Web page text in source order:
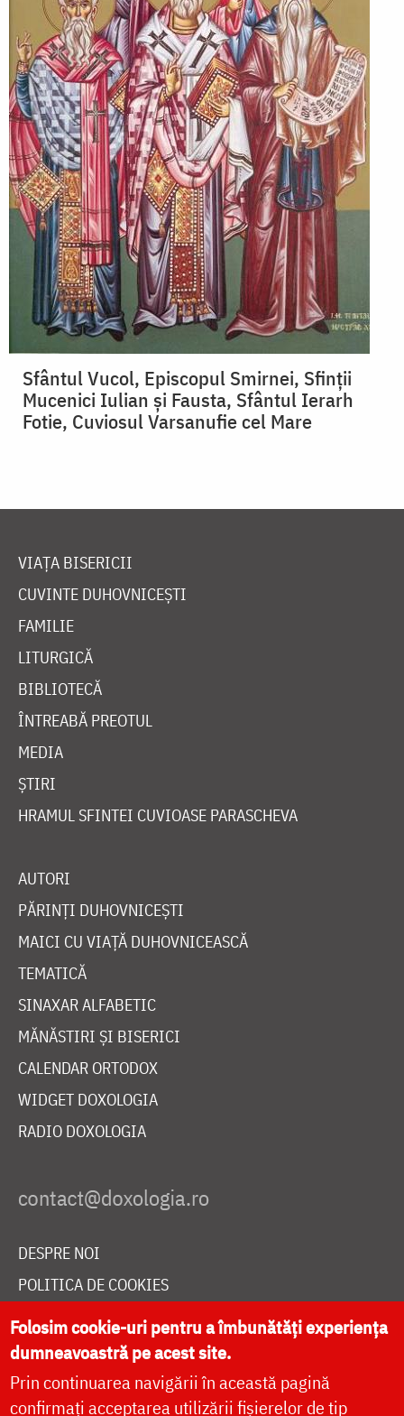
Sfântul Vucol, Episcopul Smirnei, Sfinții
Mucenici Iulian și Fausta, Sfântul Ierarh
Fotie, Cuviosul Varsanufie cel Mare
VIAȚA BISERICII
CUVINTE DUHOVNICEȘTI
FAMILIE
LITURGICĂ
BIBLIOTECĂ
ÎNTREABĂ PREOTUL
MEDIA
ȘTIRI
HRAMUL SFINTEI CUVIOASE PARASCHEVA
AUTORI
PĂRINȚI DUHOVNICEȘTI
MAICI CU VIAȚĂ DUHOVNICEASCĂ
TEMATICĂ
SINAXAR ALFABETIC
MĂNĂSTIRI ȘI BISERICI
CALENDAR ORTODOX
WIDGET DOXOLOGIA
RADIO DOXOLOGIA
DESPRE NOI
POLITICA DE COOKIES
DONEAZĂ ONLINE PENTRU CATEDRALA NAȚIONALĂ
LIVE
Folosim cookie-uri pentru a îmbunătăți experiența
dumneavoastră pe acest site.
Prin continuarea navigării în această pagină
confirmați acceptarea utilizării fișierelor de tip